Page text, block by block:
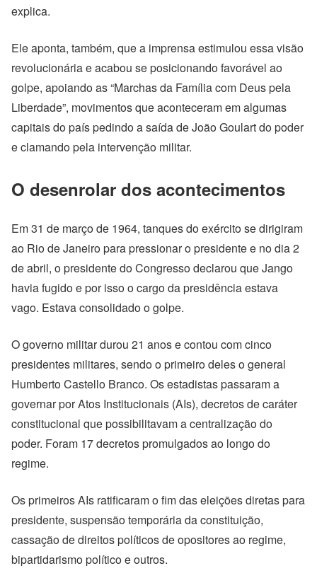
explica.
Ele aponta, também, que a imprensa estimulou essa visão
revolucionária e acabou se posicionando favorável ao
golpe, apoiando as “Marchas da Família com Deus pela
Liberdade”, movimentos que aconteceram em algumas
capitais do país pedindo a saída de João Goulart do poder
e clamando pela intervenção militar.
O desenrolar dos acontecimentos
Em 31 de março de 1964, tanques do exército se dirigiram
ao Rio de Janeiro para pressionar o presidente e no dia 2
de abril, o presidente do Congresso declarou que Jango
havia fugido e por isso o cargo da presidência estava
vago. Estava consolidado o golpe.
O governo militar durou 21 anos e contou com cinco
presidentes militares, sendo o primeiro deles o general
Humberto Castello Branco. Os estadistas passaram a
governar por Atos Institucionais (AIs), decretos de caráter
constitucional que possibilitavam a centralização do
poder. Foram 17 decretos promulgados ao longo do
regime.
Os primeiros AIs ratificaram o fim das eleições diretas para
presidente, suspensão temporária da constituição,
cassação de direitos políticos de opositores ao regime,
bipartidarismo político e outros.